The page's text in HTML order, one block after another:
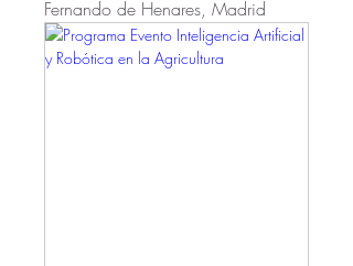
Fernando de Henares, Madrid